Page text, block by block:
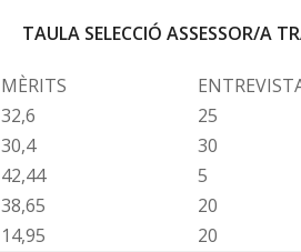
TAULA SELECCIÓ ASSESSOR/A
MÈRITS
32,6 25
30,4 30
42,44 5
38,65 20
14,95 20